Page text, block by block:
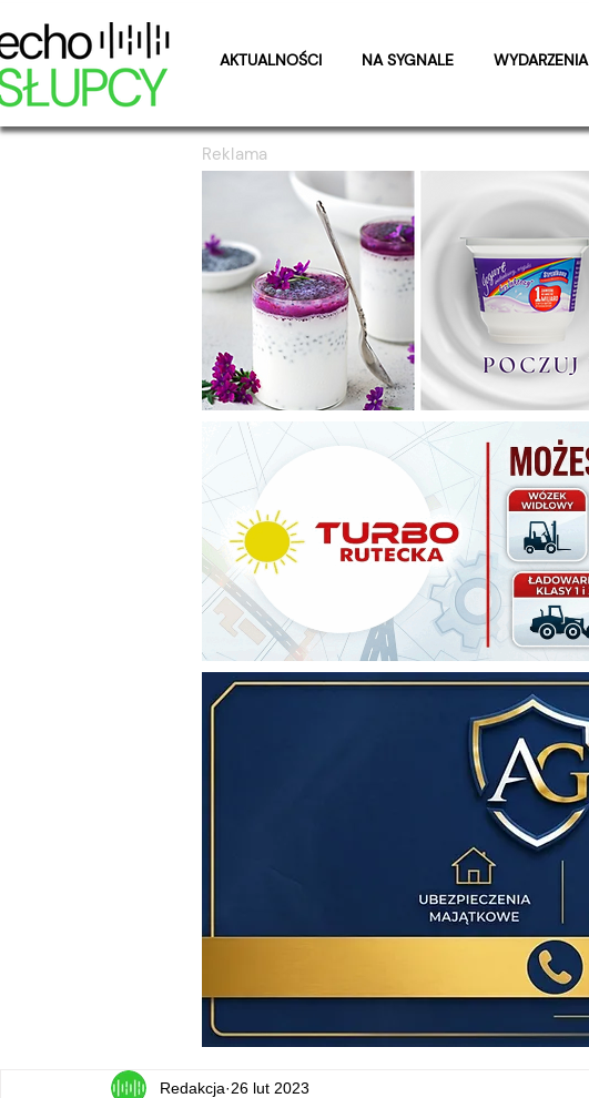
AKTUALNOŚCI NA SYGNALE WYDARZENIA
Reklama
Redakcja 26 lut 2023